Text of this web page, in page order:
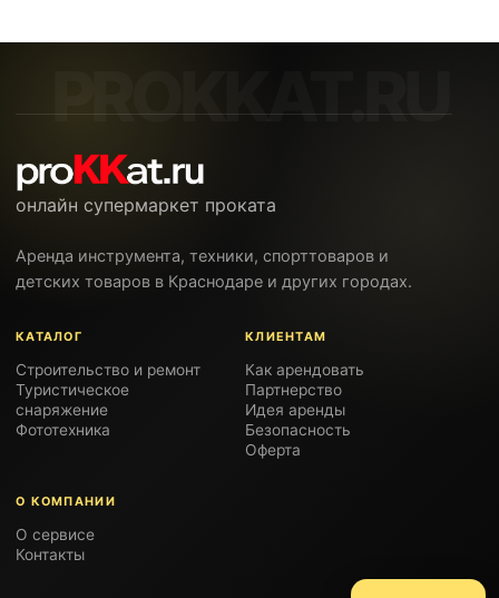
онлайн супермаркет проката
Аренда инструмента, техники, спорттоваров и
детских товаров в Краснодаре и других городах.
КАТАЛОГ
Строительство и ремонт
Туристическое
снаряжение
Фототехника
КЛИЕНТАМ
Как арендовать
Партнерство
Идея аренды
Безопасность
Оферта
О КОМПАНИИ
О сервисе
Контакты